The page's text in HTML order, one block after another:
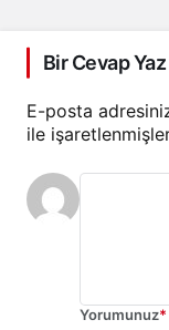
Bir Cevap Yaz
E-posta
ile
Yorumunuz*